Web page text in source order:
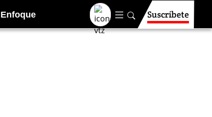
Enfoque Suscríbete